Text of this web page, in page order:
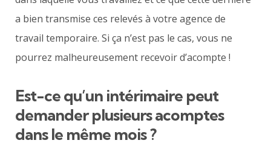
a bien transmise ces relevés à votre agence de
travail temporaire. Si ça n’est pas le cas, vous ne
pourrez malheureusement recevoir d’acompte !
Est-ce qu’un intérimaire peut
demander plusieurs acomptes
dans le même mois ?